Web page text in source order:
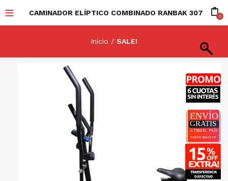
CAMINADOR ELÍPTICO COMBINADO RANBAK 307 0
Inicio SALE!
-20%